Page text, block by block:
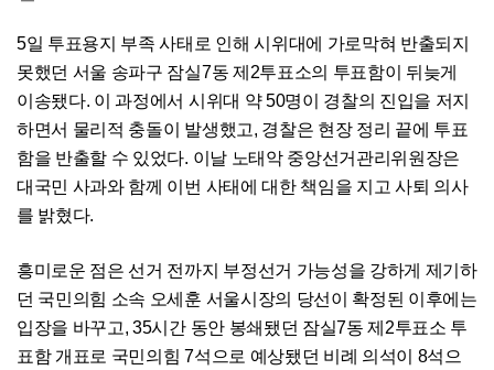
5일 투표용지 부족 사태로 인해 시위대에 가로막혀 반출되지
못했던 서울 송파구 잠실7동 제2투표소의 투표함이 뒤늦게
이송됐다. 이 과정에서 시위대 약 50명이 경찰의 진입을 저지
하면서 물리적 충돌이 발생했고, 경찰은 현장 정리 끝에 투표
함을 반출할 수 있었다. 이날 노태악 중앙선거관리위원장은
대국민 사과와 함께 이번 사태에 대한 책임을 지고 사퇴 의사
를 밝혔다.
흥미로운 점은 선거 전까지 부정선거 가능성을 강하게 제기하
던 국민의힘 소속 오세훈 서울시장의 당선이 확정된 이후에는
입장을 바꾸고, 35시간 동안 봉쇄됐던 잠실7동 제2투표소 투
표함 개표로 국민의힘 7석으로 예상됐던 비례 의석이 8석으